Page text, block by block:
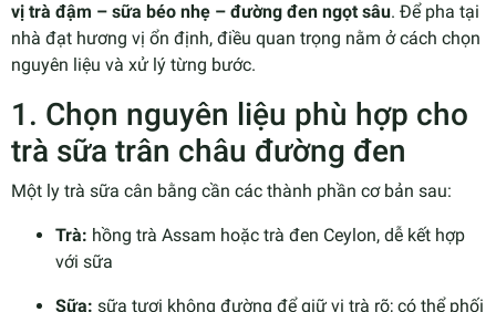
vị trà đậm – sữa béo nhẹ – đường đen ngọt sâu. Để pha tại
nhà đạt hương vị ổn định, điều quan trọng nằm ở cách chọn
nguyên liệu và xử lý từng bước.
1. Chọn nguyên liệu phù hợp cho
trà sữa trân châu đường đen
Một ly trà sữa cân bằng cần các thành phần cơ bản sau:
Trà: hồng trà Assam hoặc trà đen Ceylon, dễ kết hợp
với sữa
Sữa: sữa tươi không đường để giữ vị trà rõ; có thể phối